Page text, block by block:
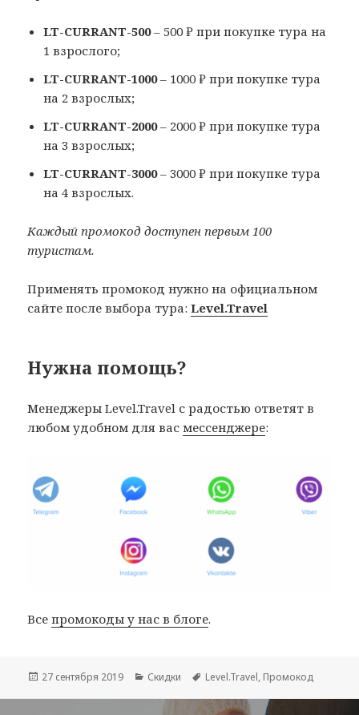
LT-CURRANT-500– 500 ₽ при покупке тура на
1 взрослого;
LT-CURRANT-1000– 1000 ₽ при покупке тура
на 2 взрослых;
LT-CURRANT-2000– 2000 ₽ при покупке тура
на 3 взрослых;
LT-CURRANT-3000– 3000 ₽ при покупке тура
на 4 взрослых.
Каждый промокод доступен первым 100
туристам.
Применять промокод нужно на официальном
сайте после выбора тура:Level.Travel
Нужна помощь?
Менеджеры Level.Travel с радостью ответят в
любом удобном для васмессенджере:
Всепромокоды у нас в блоге.
Опубликовано
27 сентября 2019 Рубрики
Скидки Метки
Level.Travel, Промокод